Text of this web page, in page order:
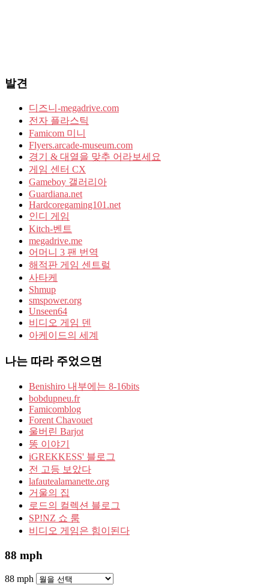
발견
디즈니-megadrive.com
전자 플라스틱
Famicom 미니
Flyers.arcade-museum.com
경기 & 대열을 맞추 어라보세요
게임 센터 CX
Gameboy 갤러리아
Guardiana.net
Hardcoregaming101.net
인디 게임
Kitch-벤트
megadrive.me
어머니 3 팬 번역
해적판 게임 센트럴
사타케
Shmup
smspower.org
Unseen64
비디오 게임 덴
아케이드의 세계
나는 따라 주었으면
Benishiro 내부에는 8-16bits
bobdupneu.fr
Famicomblog
Forent Chavouet
울버린 Barjot
똥 이야기
iGREKKESS' 블로그
전 고등 보았다
lafautealamanette.org
거울의 집
로드의 컬렉션 블로그
SP!NZ 쇼 룸
비디오 게임은 힘이된다
88 mph
88 mph